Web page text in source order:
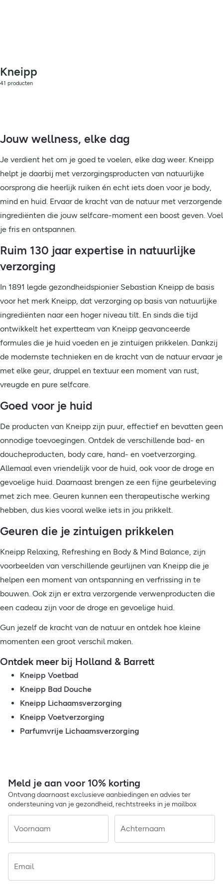
Kneipp
41 producten
Jouw wellness, elke dag
Je verdient het om je goed te voelen, elke dag weer. Kneipp
helpt je daarbij met verzorgingsproducten van natuurlijke
oorsprong die heerlijk ruiken én echt iets doen voor je body,
mind en huid. Ervaar de kracht van de natuur met verzorgende
ingrediënten die jouw selfcare-moment een boost geven. Voel
je fris en ontspannen.
Ruim 130 jaar expertise in natuurlijke
verzorging
In 1891 legde gezondheidspionier Sebastian Kneipp de basis
voor het merk Kneipp, dat verzorging op basis van natuurlijke
ingrediënten naar een hoger niveau tilt. En sinds die tijd
ontwikkelt het expertteam van Kneipp geavanceerde
formules die je huid voeden en je zintuigen prikkelen. Dankzij
de modernste technieken en de kracht van de natuur ervaar je
met elke geur, druppel en textuur een moment van rust,
vreugde en pure selfcare.
Goed voor je huid
De producten van Kneipp zijn puur, effectief en bevatten geen
onnodige toevoegingen. Ontdek de verschillende bad- en
doucheproducten, body care, hand- en voetverzorging.
Allemaal even vriendelijk voor de huid, ook voor de droge en
gevoelige huid. Daarnaast brengen ze een fijne geurbeleving
met zich mee. Geuren kunnen een therapeutische werking
hebben, dus kies vooral welke iets in jou prikkelt.
Geuren die je zintuigen prikkelen
Kneipp Relaxing, Refreshing en Body & Mind Balance, zijn
voorbeelden van verschillende geurlijnen van Kneipp die je
helpen een moment van ontspanning en verfrissing in te
bouwen. Ook zijn er extra verzorgende verwenproducten die
een cadeau zijn voor de droge en gevoelige huid.
Gun jezelf de kracht van de natuur en ontdek hoe kleine
momenten een groot verschil maken.
Ontdek meer bij Holland & Barrett
Kneipp Voetbad
Kneipp Bad Douche
Kneipp Lichaamsverzorging
Kneipp Voetverzorging
Parfumvrije Lichaamsverzorging
Meld je aan voor 10% korting
Ontvang daarnaast exclusieve aanbiedingen en advies ter
ondersteuning van je gezondheid, rechtstreeks in je mailbox
Voornaam Achternaam
Email